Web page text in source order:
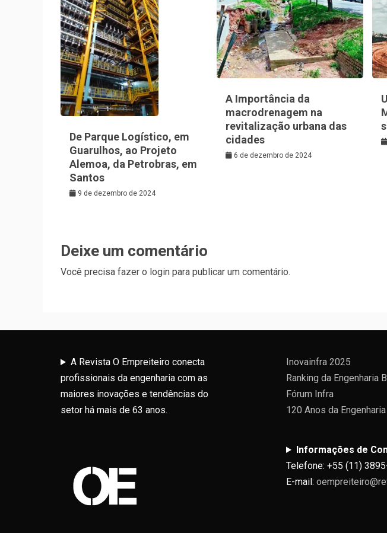
De Parque Logístico, em
Guarulhos, ao Projeto
Alemoa, da Petrobras, em
Santos
9 de dezembro de 2024
A Importância da
macrodrenagem na
revitalização urbana das
cidades
6 de dezembro de 2024
Deixe um comentário
Você precisa fazer o login para publicar um comentário.
A Revista O Empreiteiro conecta
profissionais da engenharia com as
maiores inovações e tendências do
setor há mais de 63 anos.
Inovainfra 2025
Ranking da Engenharia
Fórum Infra
120 Anos da Engenharia
Informações de
Telefone: +55 (11)
E-mail: